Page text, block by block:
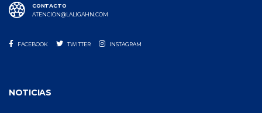
CONTACTO
ATENCION@LALIGAHN.COM
FACEBOOK TWITTER INSTAGRAM
NOTICIAS